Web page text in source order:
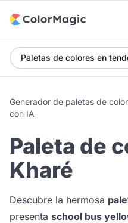
Paletas de colores en
Generador de paletas de
con IA
Paleta de
Kharé
Descubre la hermosa
presenta school bus